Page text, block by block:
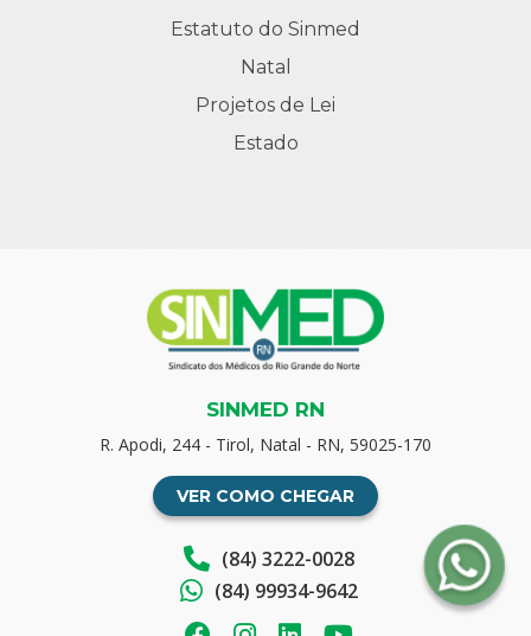
Estatuto do Sinmed
Natal
Projetos de Lei
Estado
SINMED RN
R. Apodi, 244 - Tirol, Natal - RN, 59025-170
VER COMO CHEGAR
(84) 3222-0028
(84) 99934-9642